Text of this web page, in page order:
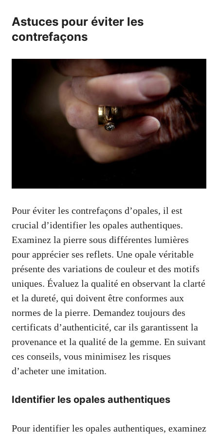
Astuces pour éviter les
contrefaçons
Pour éviter les contrefaçons d’opales, il est
crucial d’identifier les opales authentiques.
Examinez la pierre sous différentes lumières
pour apprécier ses reflets. Une opale véritable
présente des variations de couleur et des motifs
uniques. Évaluez la qualité en observant la clarté
et la dureté, qui doivent être conformes aux
normes de la pierre. Demandez toujours des
certificats d’authenticité, car ils garantissent la
provenance et la qualité de la gemme. En suivant
ces conseils, vous minimisez les risques
d’acheter une imitation.
Identifier les opales authentiques
Pour identifier les opales authentiques, examinez